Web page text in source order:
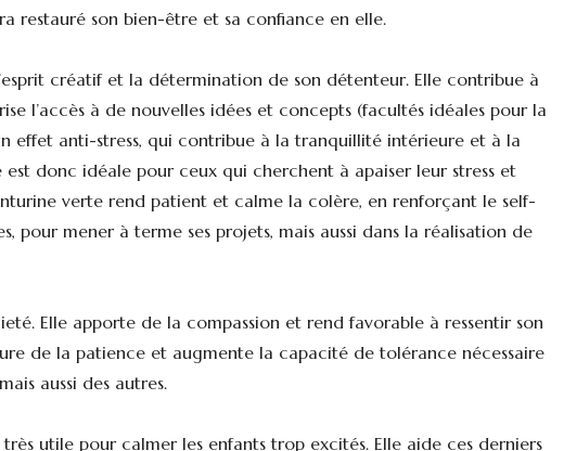
restauré son bien-être et sa confiance en elle.
créatif et la détermination de son détenteur. Elle contribue à
l’accès à de nouvelles idées et concepts (facultés idéales pour la
effet anti-stress, qui contribue à la tranquillité intérieure et à la
donc idéale pour ceux qui cherchent à apaiser leur stress et
verte rend patient et calme la colère, en renforçant le self-
pour mener à terme ses projets, mais aussi dans la réalisation de
Elle apporte de la compassion et rend favorable à ressentir son
de la patience et augmente la capacité de tolérance nécessaire
aussi des autres.
très utile pour calmer les enfants trop excités. Elle aide ces derniers